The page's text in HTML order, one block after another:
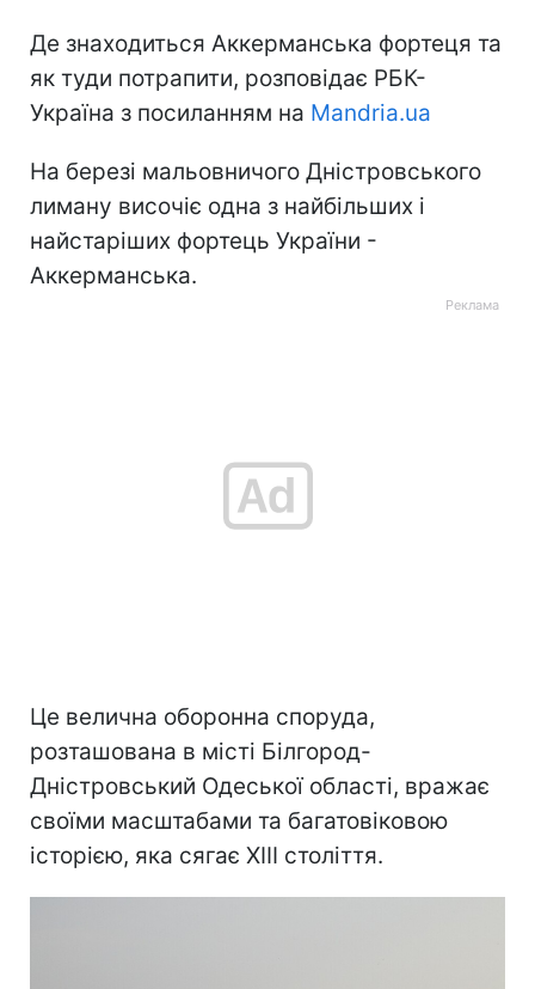
Де знаходиться Аккерманська фортеця та
як туди потрапити, розповідає РБК-
Україна з посиланням на Mandria.ua
На березі мальовничого Дністровського
лиману височіє одна з найбільших і
найстаріших фортець України -
Аккерманська.
Це велична оборонна споруда,
розташована в місті Білгород-
Дністровський Одеської області, вражає
своїми масштабами та багатовіковою
історією, яка сягає XIII століття.